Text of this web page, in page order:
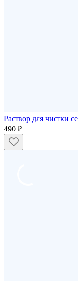
Раствор для чистки
490 ₽